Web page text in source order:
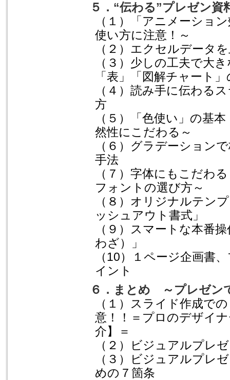
５．“伝わる”プレゼン資
（１）「アニメーショ
使い方に注意！～
（２）エクセルデータ
（３）少しの工夫で大
「表」「図解チャート
（４）読み手に伝わる
方
（５）「色使い」の基
然性にこだわる～
（６）グラデーション
手法
（７）字体にもこだわ
フォントの選び方～
（８）オリジナルテン
ッシュアウト書式」
（９）スマートな本番
わざ）」
（10）１ページ企画書
イント
６．まとめ ～プレゼン
（１）スライド作成で
意！！＝プロのデザイ
介】＝
（２）ビジュアルプレ
（３）ビジュアルプレ
めの７箇条